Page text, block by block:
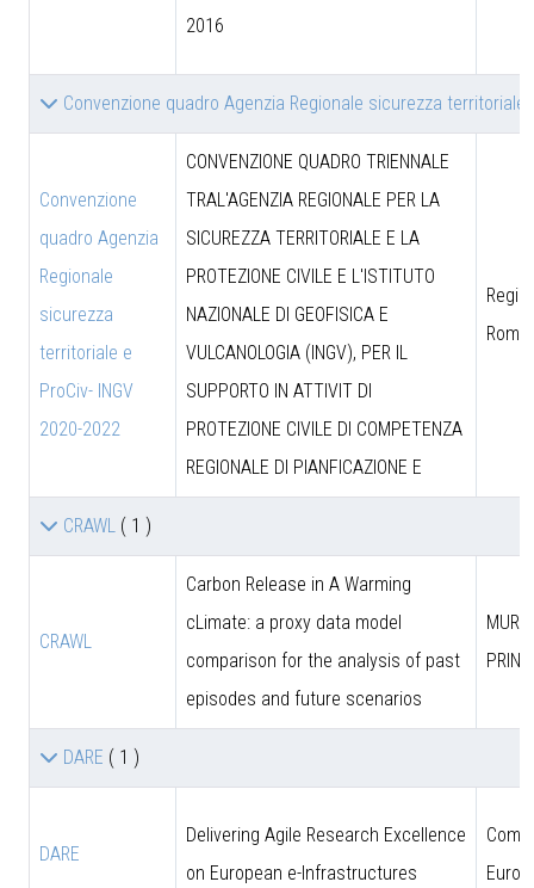
2016
Convenzione quadro Agenzia Regionale sicurezza territoriale
Convenzione
quadro Agenzia
Regionale
sicurezza
territoriale e
ProCiv- INGV
2020-2022
CONVENZIONE QUADRO TRIENNALE
TRAL'AGENZIA REGIONALE PER LA
SICUREZZA TERRITORIALE E LA
PROTEZIONE CIVILE E L'ISTITUTO
NAZIONALE DI GEOFISICA E
VULCANOLOGIA (INGV), PER IL
SUPPORTO IN ATTIVIT DI
PROTEZIONE CIVILE DI COMPETENZA
REGIONALE DI PIANFICAZIONE E
CRAWL ( 1 )
CRAWL
Carbon Release in A Warming
cLimate: a proxy data model
comparison for the analysis of past
episodes and future scenarios
MUR
PRIN)
DARE ( 1 )
DARE
Delivering Agile Research Excellence
on European e-Infrastructures